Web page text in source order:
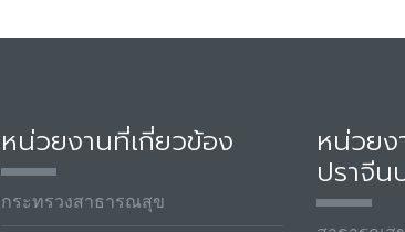
หน่วยงานที่เกี่ยวข้อง
กระทรวงสาธารณสุข
หน่วยง
ปราจีน